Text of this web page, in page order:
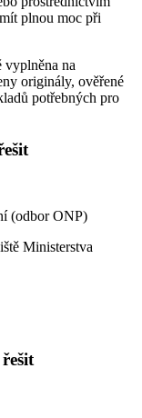
plnou moc při
vyplněna na
originály, ověřené
potřebných pro
(odbor ONP)
Ministerstva